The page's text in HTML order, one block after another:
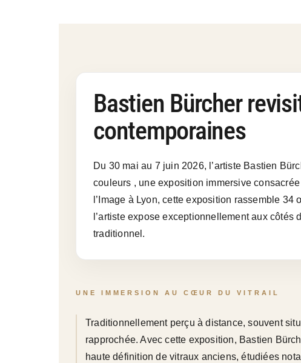
Bastien Bürcher
contemporaines
Du 30 mai au 7 juin 2026, l’artiste Bastien
couleurs , une exposition immersive
l’Image à Lyon, cette exposition rassemble
l’artiste expose exceptionnellement aux
traditionnel.
UNE IMMERSION AU CŒUR DU VITRAIL
Traditionnellement perçu à distance, souvent
rapprochée. Avec cette exposition, Bastien
haute définition de vitraux anciens, étudiées